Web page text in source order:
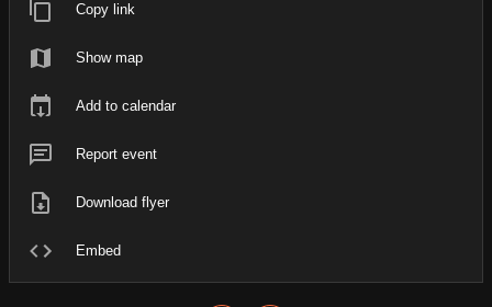
Copy link
Show map
Add to calendar
Report event
Download flyer
Embed